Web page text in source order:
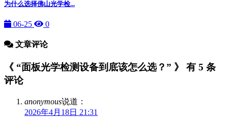
为什么选择佛山光学检...
06-25 0
文章评论
《 “面板光学检测设备到底该怎么选？” 》 有 5 条
评论
anonymous说道：
2026年4月18日 21:31